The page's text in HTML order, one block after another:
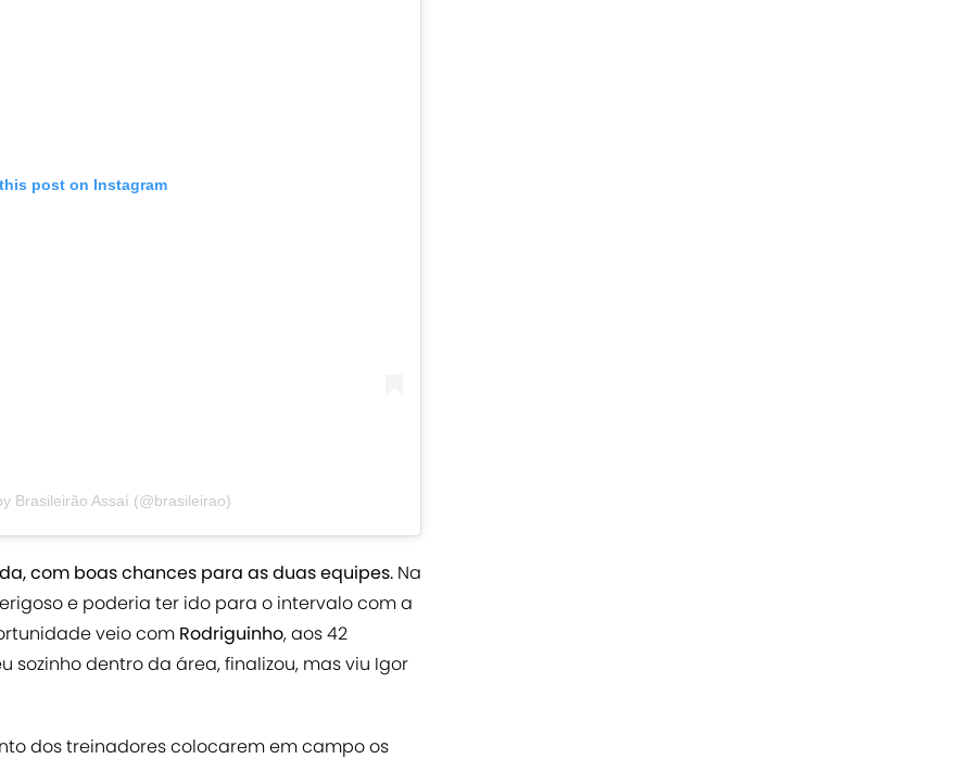
post on Instagram
Brasileirão Assaí (@brasileirao)
com boas chances para as duas equipes. Na
e poderia ter ido para o intervalo com a
veio com Rodriguinho, aos 42
dentro da área, finalizou, mas viu Igor
dos treinadores colocarem em campo os